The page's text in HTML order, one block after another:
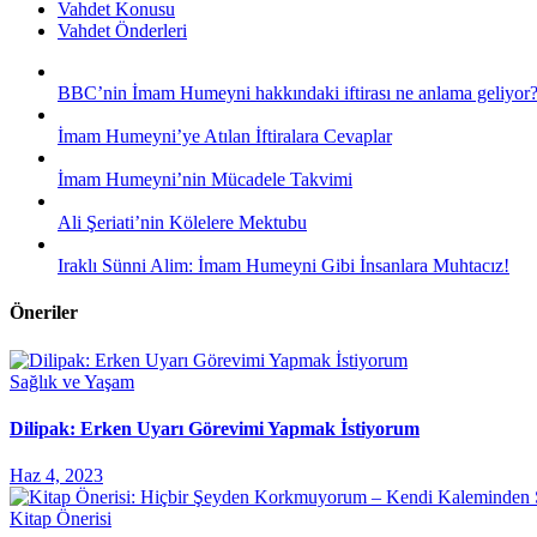
Vahdet Konusu
Vahdet Önderleri
BBC’nin İmam Humeyni hakkındaki iftirası ne anlama geliyor?
İmam Humeyni’ye Atılan İftiralara Cevaplar
İmam Humeyni’nin Mücadele Takvimi
Ali Şeriati’nin Kölelere Mektubu
Iraklı Sünni Alim: İmam Humeyni Gibi İnsanlara Muhtacız!
Öneriler
Sağlık ve Yaşam
Dilipak: Erken Uyarı Görevimi Yapmak İstiyorum
Haz 4, 2023
Kitap Önerisi